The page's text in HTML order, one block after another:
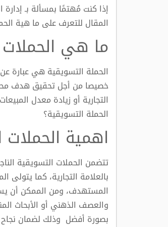
إذا كنت مُهتمًا بمسألة بـ
المقال للتعرف على ما هية
ما هي
الحملة التسويقية هي عبارة
خصيصا من أجل تحقيق هدف
التجارية أو زيادة معدل
الحملة التسويقية؟
اهمية الحملات
تتضمن الحملات التسويقية
بالعلامة التجارية، كما
المستهدف، ومن الممكن أن
والعصف الذهني أو الأبحاث
بصورة أفضل وذلك لضمان نجاح